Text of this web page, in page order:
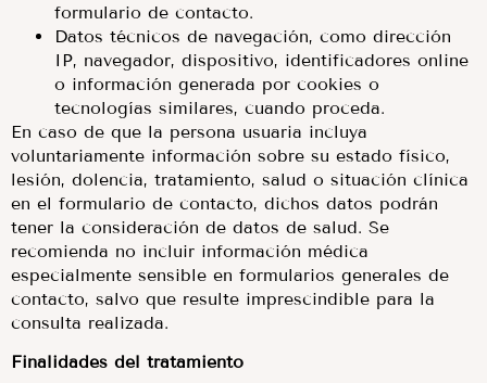
formulario de contacto.
Datos técnicos de navegación, como dirección
IP, navegador, dispositivo, identificadores online
o información generada por cookies o
tecnologías similares, cuando proceda.
En caso de que la persona usuaria incluya
voluntariamente información sobre su estado físico,
lesión, dolencia, tratamiento, salud o situación clínica
en el formulario de contacto, dichos datos podrán
tener la consideración de datos de salud. Se
recomienda no incluir información médica
especialmente sensible en formularios generales de
contacto, salvo que resulte imprescindible para la
consulta realizada.
Finalidades del tratamiento